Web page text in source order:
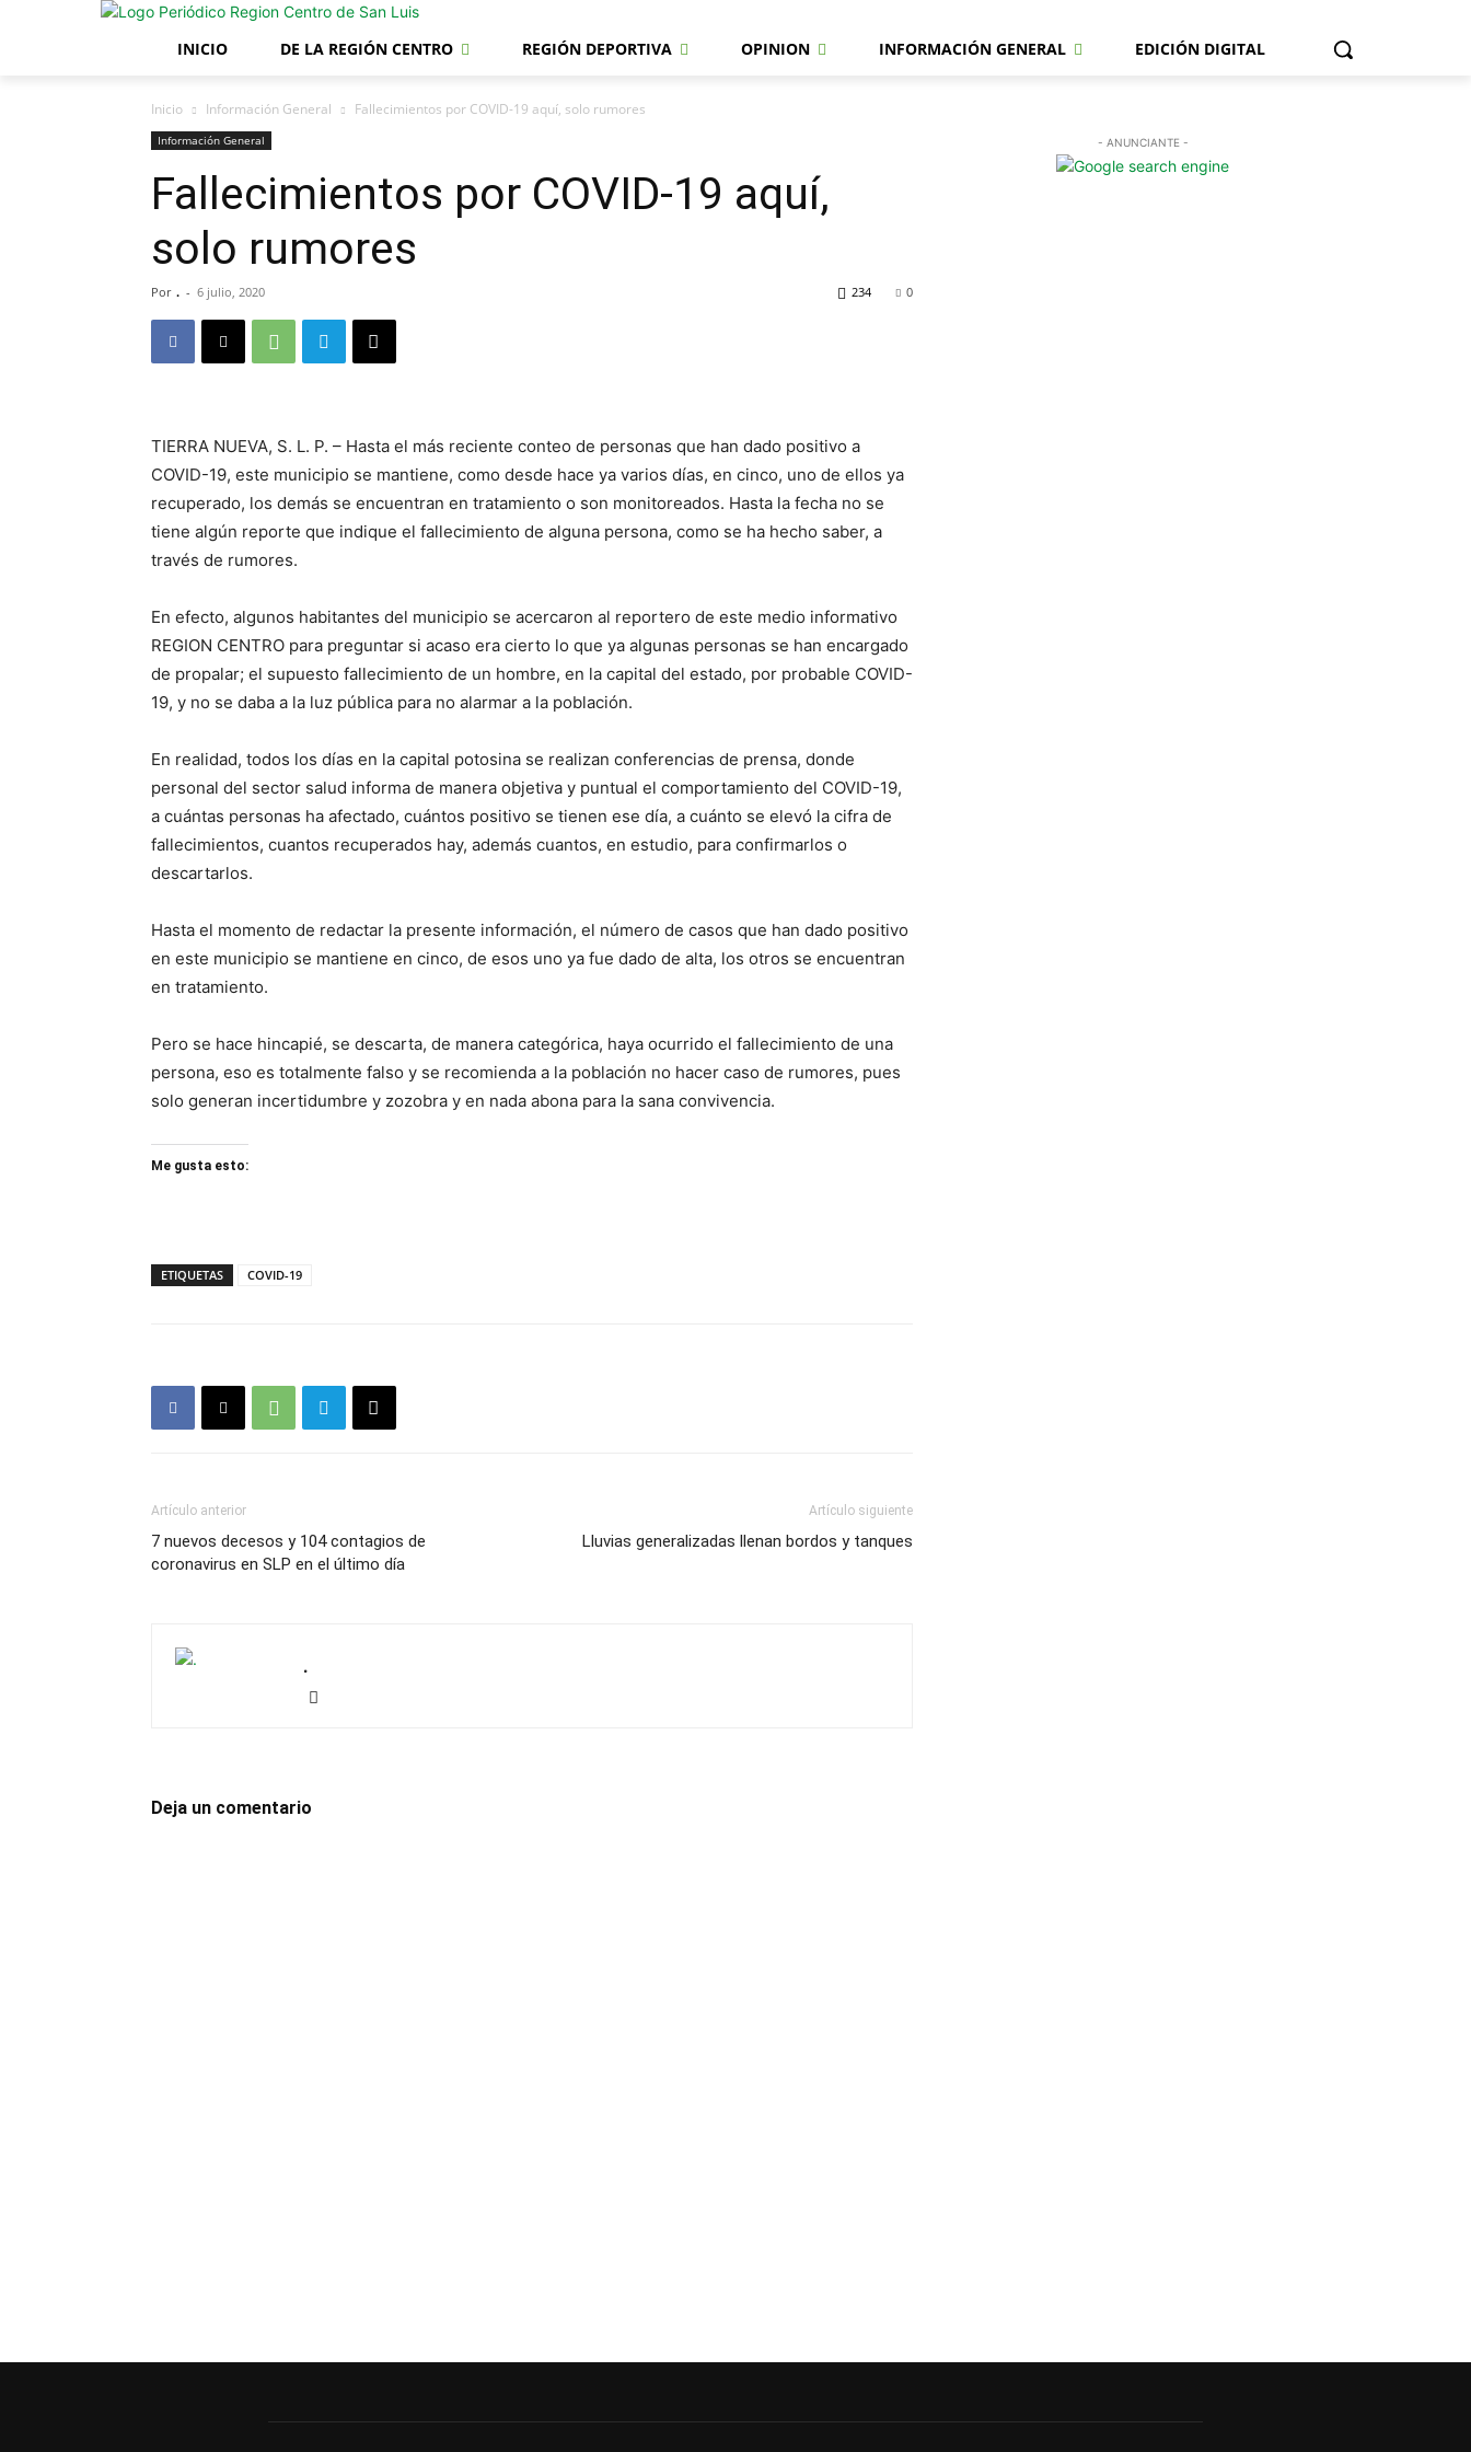
INICIO DE LA REGIÓN CENTRO REGIÓN DEPORTIVA OPINION INFORMACIÓN GENERAL EDICIÓN DIGITAL
Inicio Información General Fallecimientos por COVID-19 aquí, solo rumores
Información General
Fallecimientos por COVID-19 aquí,
solo rumores
Por . - 6 julio, 2020 0
234
TIERRA NUEVA, S. L. P. – Hasta el más reciente conteo de personas que han dado positivo a
COVID-19, este municipio se mantiene, como desde hace ya varios días, en cinco, uno de ellos ya
recuperado, los demás se encuentran en tratamiento o son monitoreados. Hasta la fecha no se
tiene algún reporte que indique el fallecimiento de alguna persona, como se ha hecho saber, a
través de rumores.
En efecto, algunos habitantes del municipio se acercaron al reportero de este medio informativo
REGION CENTRO para preguntar si acaso era cierto lo que ya algunas personas se han encargado
de propalar; el supuesto fallecimiento de un hombre, en la capital del estado, por probable COVID-
19, y no se daba a la luz pública para no alarmar a la población.
En realidad, todos los días en la capital potosina se realizan conferencias de prensa, donde
personal del sector salud informa de manera objetiva y puntual el comportamiento del COVID-19,
a cuántas personas ha afectado, cuántos positivo se tienen ese día, a cuánto se elevó la cifra de
fallecimientos, cuantos recuperados hay, además cuantos, en estudio, para confirmarlos o
descartarlos.
Hasta el momento de redactar la presente información, el número de casos que han dado positivo
en este municipio se mantiene en cinco, de esos uno ya fue dado de alta, los otros se encuentran
en tratamiento.
Pero se hace hincapié, se descarta, de manera categórica, haya ocurrido el fallecimiento de una
persona, eso es totalmente falso y se recomienda a la población no hacer caso de rumores, pues
solo generan incertidumbre y zozobra y en nada abona para la sana convivencia.
Me gusta esto:
ETIQUETAS COVID-19
Artículo anterior
7 nuevos decesos y 104 contagios de
coronavirus en SLP en el último día
Artículo siguiente
Lluvias generalizadas llenan bordos y tanques
.
Deja un comentario
- ANUNCIANTE -